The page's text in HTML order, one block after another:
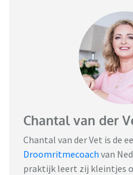
Chantal van der
Chantal van der Vet is de
Droomritmecoach van
praktijk leert zij kleintjes